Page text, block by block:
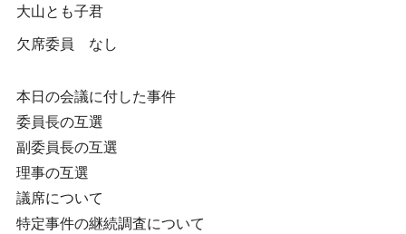
大山とも子君
欠席委員 なし
本日の会議に付した事件
委員長の互選
副委員長の互選
理事の互選
議席について
特定事件の継続調査について